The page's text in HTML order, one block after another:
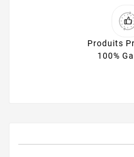
Produits
100%